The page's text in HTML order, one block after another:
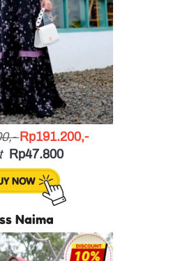
Rp191.200,-
Rp47.800
Naima